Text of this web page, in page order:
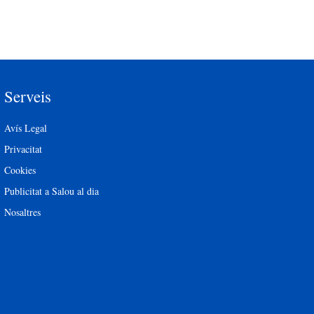
Serveis
Avís Legal
Privacitat
Cookies
Publicitat a Salou al dia
Nosaltres